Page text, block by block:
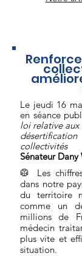
Le jeudi 16
en séance
loi relative
collectivités
Sénateur Dany
🥼 Les
dans notre
du territoire
comme un
millions de
médecin
plus vite et
situation.